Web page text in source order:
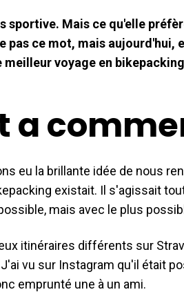
sportive. Mais ce qu'elle
pas ce mot, mais aujourd'hui,
voyage en
a
eu la brillante idée de nous
existait. Il s'agissait
mais avec le plus
itinéraires différents sur
vu sur Instagram qu'il était
emprunté une à un ami.